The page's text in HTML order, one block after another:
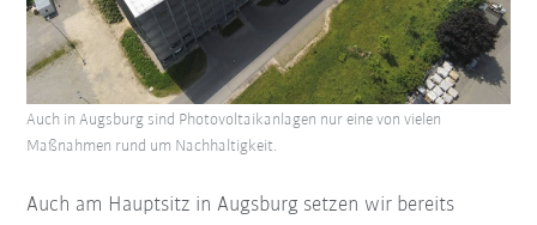
Auch am Hauptsitz in Augsburg setzen wir bereits
Auch in Augsburg sind Photovoltaikanlagen nur eine von vielen
Maßnahmen rund um Nachhaltigkeit.